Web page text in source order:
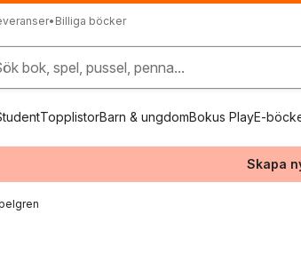
• Billiga böcker
bok, spel, pussel, penna...
TopplistorBarn & ungdomBokus PlayE-
Skapa